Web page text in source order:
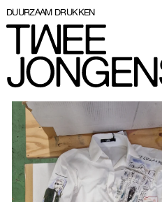
DUURZAAM DRUKKEN